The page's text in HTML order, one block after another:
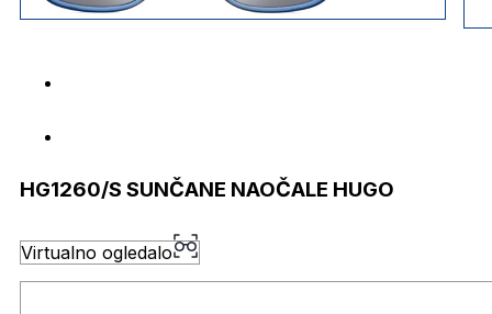
HG1260/S SUNČANE NAOČALE HUGO
Virtualno ogledalo